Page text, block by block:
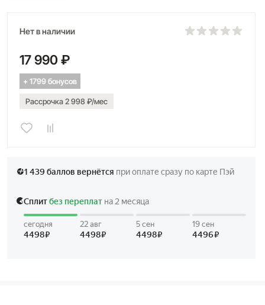
Нет в наличии
17 990 ₽
+ 1799 бонусов
Рассрочка 2 998 ₽/мес